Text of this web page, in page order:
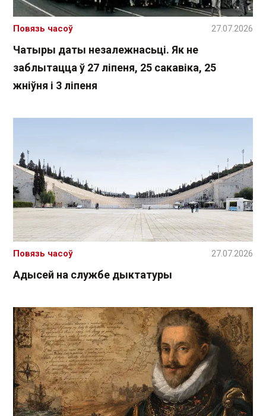
Чатыры даты незалежнасьці. Як не
заблытацца ў 27 ліпеня, 25 сакавіка, 25
жніўня і 3 ліпеня
Повязь часоў 27.07.2026
Адысей на службе дыктатуры
Повязь часоў 27.07.2026